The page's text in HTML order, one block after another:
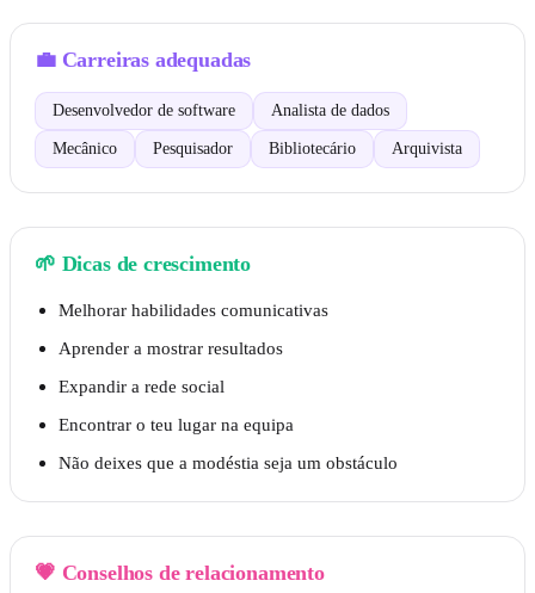
💼 Carreiras adequadas
Desenvolvedor de software Analista de dados
Mecânico Pesquisador Bibliotecário Arquivista
🌱 Dicas de crescimento
Melhorar habilidades comunicativas
Aprender a mostrar resultados
Expandir a rede social
Encontrar o teu lugar na equipa
Não deixes que a modéstia seja um obstáculo
💗 Conselhos de relacionamento